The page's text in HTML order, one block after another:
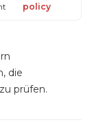
policy
die
prüfen.